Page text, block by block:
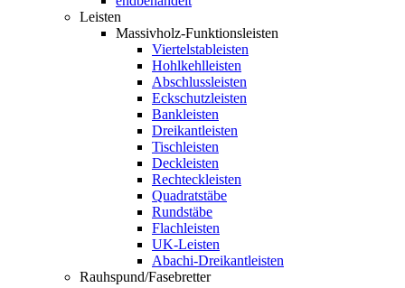
Leisten
Massivholz-Funktionsleisten
Viertelstableisten
Hohlkehlleisten
Abschlussleisten
Eckschutzleisten
Bankleisten
Dreikantleisten
Tischleisten
Deckleisten
Rechteckleisten
Quadratstäbe
Rundstäbe
Flachleisten
UK-Leisten
Abachi-Dreikantleisten
Rauhspund/Fasebretter